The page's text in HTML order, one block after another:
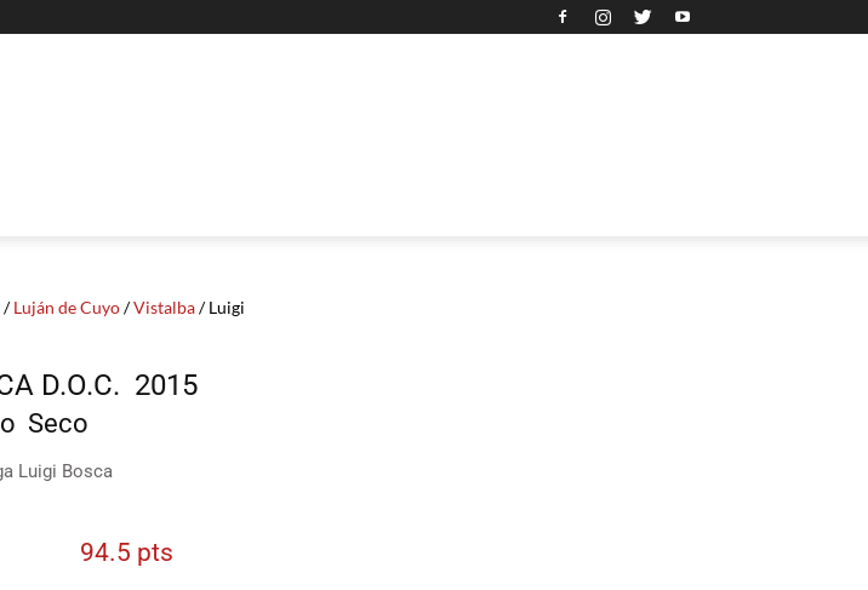
/Luján de Cuyo/Vistalba/ Luigi
D.O.C. 2015
Seco
Luigi Bosca
94.5 pts